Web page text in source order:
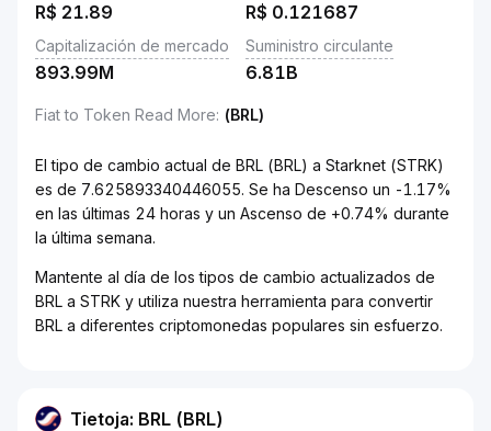
R$ 21.89 R$ 0.121687
Capitalización de mercado
893.99M
Suministro circulante
6.81B
Fiat to Token Read More: (BRL)
El tipo de cambio actual de BRL (BRL) a Starknet (STRK)
es de 7.625893340446055. Se ha Descenso un -1.17%
en las últimas 24 horas y un Ascenso de +0.74% durante
la última semana.
Mantente al día de los tipos de cambio actualizados de
BRL a STRK y utiliza nuestra herramienta para convertir
BRL a diferentes criptomonedas populares sin esfuerzo.
Tietoja: BRL (BRL)